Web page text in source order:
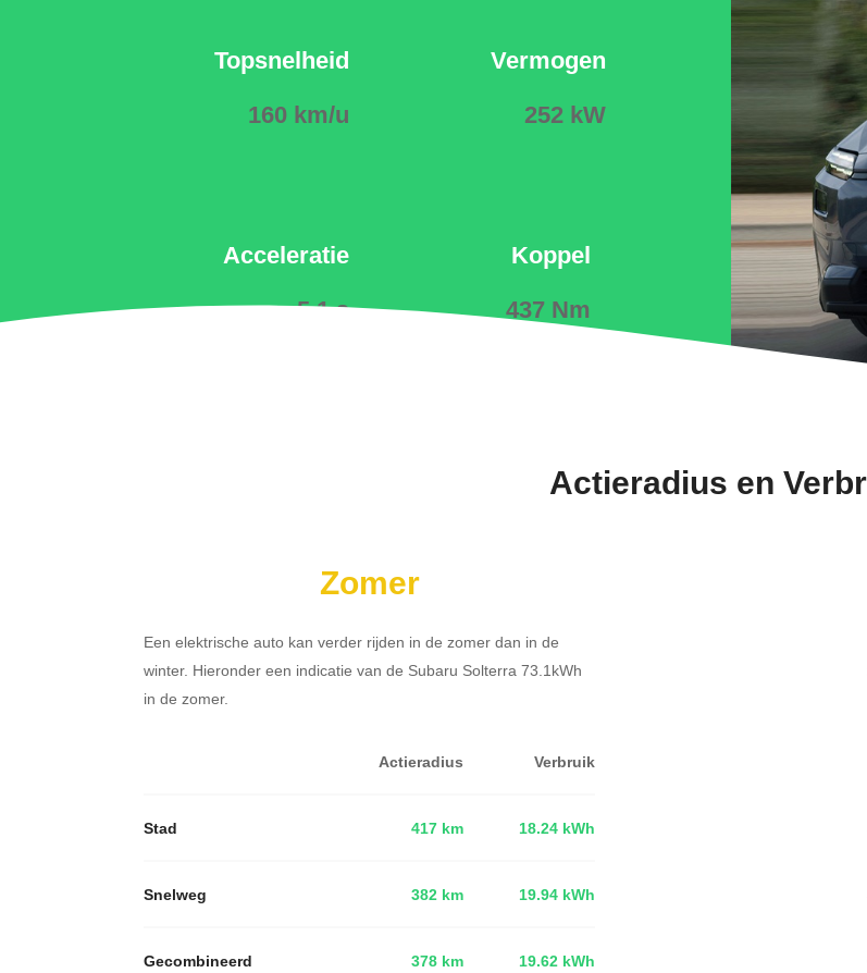
Topsnelheid
160 km/u
Acceleratie
5.1 s
Vermogen
252 kW
Koppel
437 Nm
Actieradius en
Zomer
Een elektrische auto kan verder rijden in de zomer dan in de
winter. Hieronder een indicatie van de Subaru Solterra 73.1kWh
in de zomer.
Actieradius Verbruik
Stad 417 km 18.24 kWh
Snelweg 382 km 19.94 kWh
Gecombineerd 378 km 19.62 kWh